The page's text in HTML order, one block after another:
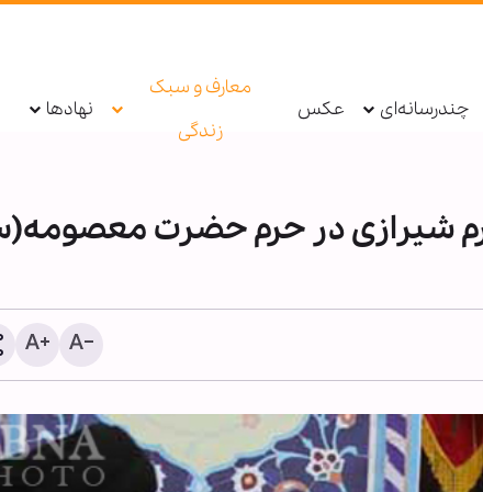
چندرسانه‌ای عکس
معارف و سبک
زندگی
نهادها
شیرازی در حرم حضرت
خبرنگار چگونه می‌تواند
آگاهی و حقیقت در جامعه